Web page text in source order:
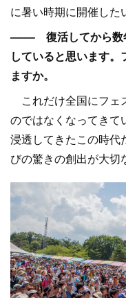
に暑い時期に開催した
–––– 復活してから数
していると思います
ますか。
これだけ全国にフェ
のではなくなってきて
浸透してきたこの時代
びの驚きの創出が大切